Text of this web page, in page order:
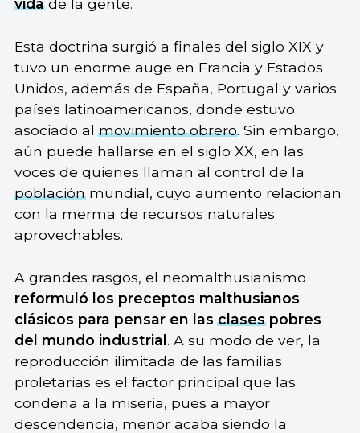
vidade la gente.
Esta doctrina surgió a finales del siglo XIX y
tuvo un enorme auge en Francia y Estados
Unidos, además de España, Portugal y varios
países latinoamericanos, donde estuvo
asociado almovimiento obrero. Sin embargo,
aún puede hallarse en el siglo XX, en las
voces de quienes llaman al control de la
poblaciónmundial, cuyo aumento relacionan
con la merma de recursos naturales
aprovechables.
A grandes rasgos, el neomalthusianismo
reformuló los preceptos malthusianos
clásicos para pensar en lasclasespobres
del mundo industrial. A su modo de ver, la
reproducción ilimitada de las familias
proletarias es el factor principal que las
condena a la miseria, pues a mayor
descendencia, menor acaba siendo la